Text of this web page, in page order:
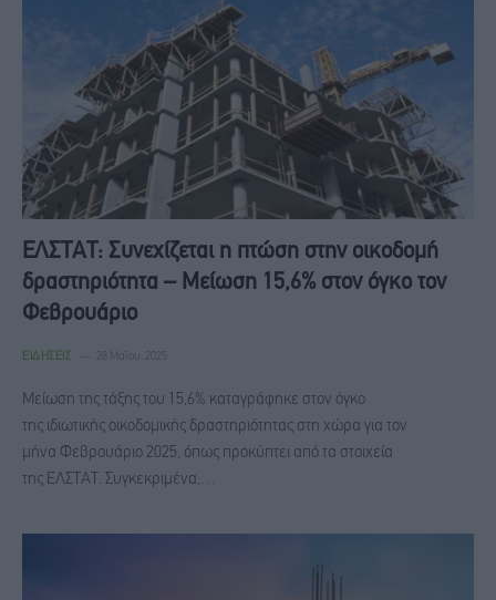
ΕΛΣΤΑΤ: Συνεχίζεται η πτώση στην οικοδομή
δραστηριότητα – Μείωση 15,6% στον όγκο τον
Φεβρουάριο
ΕΙΔΉΣΕΙΣ 28 Μαΐου, 2025
Μείωση της τάξης του 15,6% καταγράφηκε στον όγκο
της ιδιωτικής οικοδομικής δραστηριότητας στη χώρα για τον
μήνα Φεβρουάριο 2025, όπως προκύπτει από τα στοιχεία
της ΕΛΣΤΑΤ. Συγκεκριμένα,…